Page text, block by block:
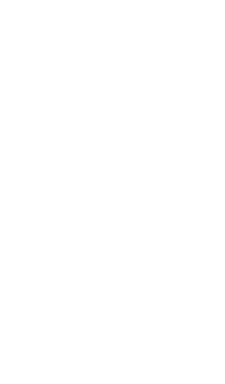
(con curaciones de
expulsiones de
en el libro de la vida de
que le servían
Aunque este
y “rudimentario”,
era siempre profunda,
nueva, definitiva.
del hablar de
la autoridad
increíble sencillez
sencillez eran posibles
conocimiento que tenía
de amorosa
Mt 11,25-27). Es esta
lo que explica la